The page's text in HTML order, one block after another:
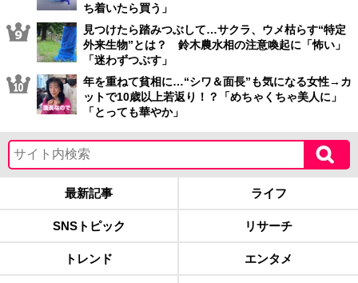
ち着いたら買う」
見つけたら踏みつぶして…サクラ、ウメ枯らす“特定
外来生物”とは？ 鈴木農水相の注意喚起に「怖い」
「迷わずつぶす」
年を重ねて貧相に…“シワ＆面長”も気になる女性→カ
ットで10歳以上若返り！？「めちゃくちゃ美人に」
「とっても華やか」
最新記事 ライフ
SNSトピック リサーチ
トレンド エンタメ